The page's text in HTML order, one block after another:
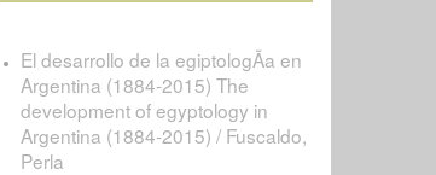
El desarrollo de la egiptologÃ­a en
Argentina (1884-2015) The
development of egyptology in
Argentina (1884-2015) / Fuscaldo,
Perla